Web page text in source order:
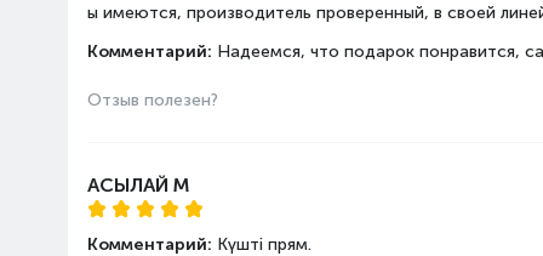
ы имеются, производитель проверенный, в своей
Комментарий: Надеемся, что подарок понравится,
Отзыв полезен?
АСЫЛАЙ М
Комментарий: Күшті прям.